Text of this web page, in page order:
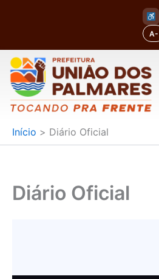
conteúdo
A-
Início Diário Oficial
Diário Oficial